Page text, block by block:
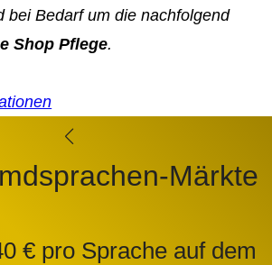
bei Bedarf um die nachfolgend
Shop Pflege.
Märkte
€ pro Sprache auf dem